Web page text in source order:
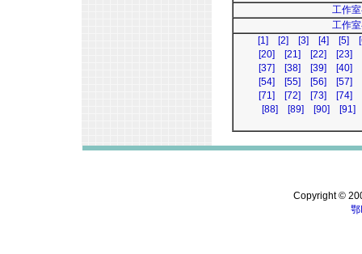
工作
工作
[1]
[2] [3] [4] [5]
[20]
[21] [22] [23]
[37]
[38] [39] [40]
[54]
[55] [56] [57]
[71]
[72] [73] [74]
[88]
[89] [90] [91]
Copyright ©